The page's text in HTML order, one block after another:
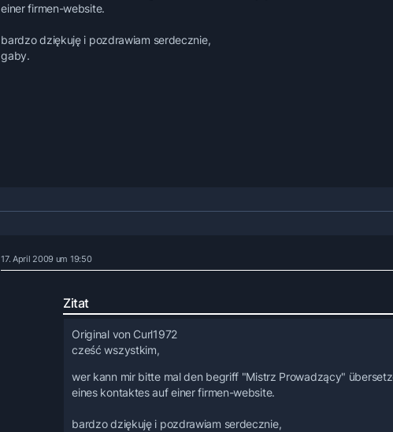
einer firmen-website.
bardzo dziękuję i pozdrawiam serdecznie,
gaby.
17. April 2009 um 19:50
Zitat
Original von Curl1972
cześć wszystkim,
wer kann mir bitte mal den begriff "Mistrz Prowadzący"
eines kontaktes auf einer firmen-website.
bardzo dziękuję i pozdrawiam serdecznie,